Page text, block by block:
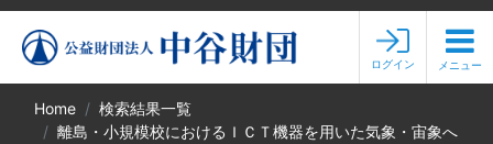
ログイン メニュー
Home
検索結果一覧
離島・小規模校におけるＩＣＴ機器を用いた気象・宙象へ